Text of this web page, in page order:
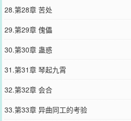
28.第28章 苦处
29.第29章 傀儡
30.第30章 蛊惑
31.第31章 琴起九霄
32.第32章 会合
33.第33章 异曲同工的考验